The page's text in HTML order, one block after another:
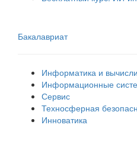
Бакалавриат
Информатика и
Информационные
Сервис
Техносферная
Инноватика